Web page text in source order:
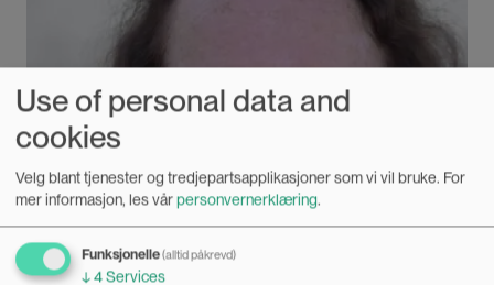
Use of personal data and
cookies
Velg blant tjenester og tredjepartsapplikasjoner som vi vil bruke. For
mer informasjon, les vårpersonvernerklæring.
Funksjonelle(alltid påkrevd)
↓4Services